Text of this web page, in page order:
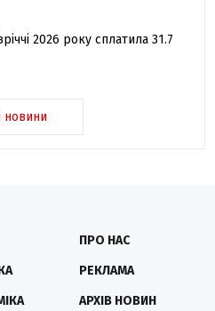
2026 року сплатила 31.7
новини
ПРО НАС
РЕКЛАМА
АРХІВ НОВИН